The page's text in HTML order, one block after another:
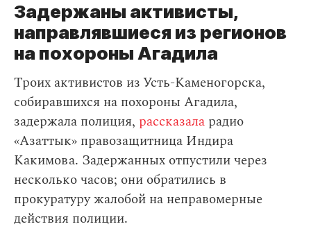
Задержаны активисты,
направлявшиеся из регионов
на похороны Агадила
Троих активистов из Усть-Каменогорска,
собиравшихся на похороны Агадила,
задержала полиция, рассказала радио
«Азаттык» правозащитница Индира
Какимова. Задержанных отпустили через
несколько часов; они обратились в
прокуратуру жалобой на неправомерные
действия полиции.